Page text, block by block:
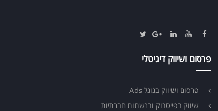
פרסום ושיווק דיגיטלי
פרסום ושיווק בגוגל Ads
שיווק בפייסבוק וברשתות חברתיות